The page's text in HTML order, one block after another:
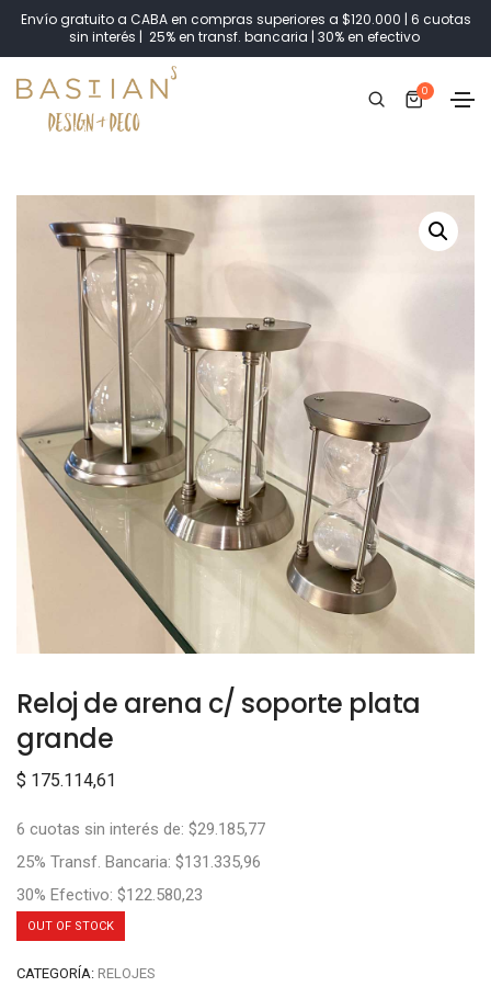
Envío gratuito a CABA en compras superiores a $120.000 | 6 cuotas
sin interés | 25% en transf. bancaria | 30% en efectivo
0
Reloj de arena c/ soporte plata
grande
$ 175.114,61
6 cuotas sin interés de: $29.185,77
25% Transf. Bancaria: $131.335,96
30% Efectivo: $122.580,23
OUT OF STOCK
CATEGORÍA: RELOJES